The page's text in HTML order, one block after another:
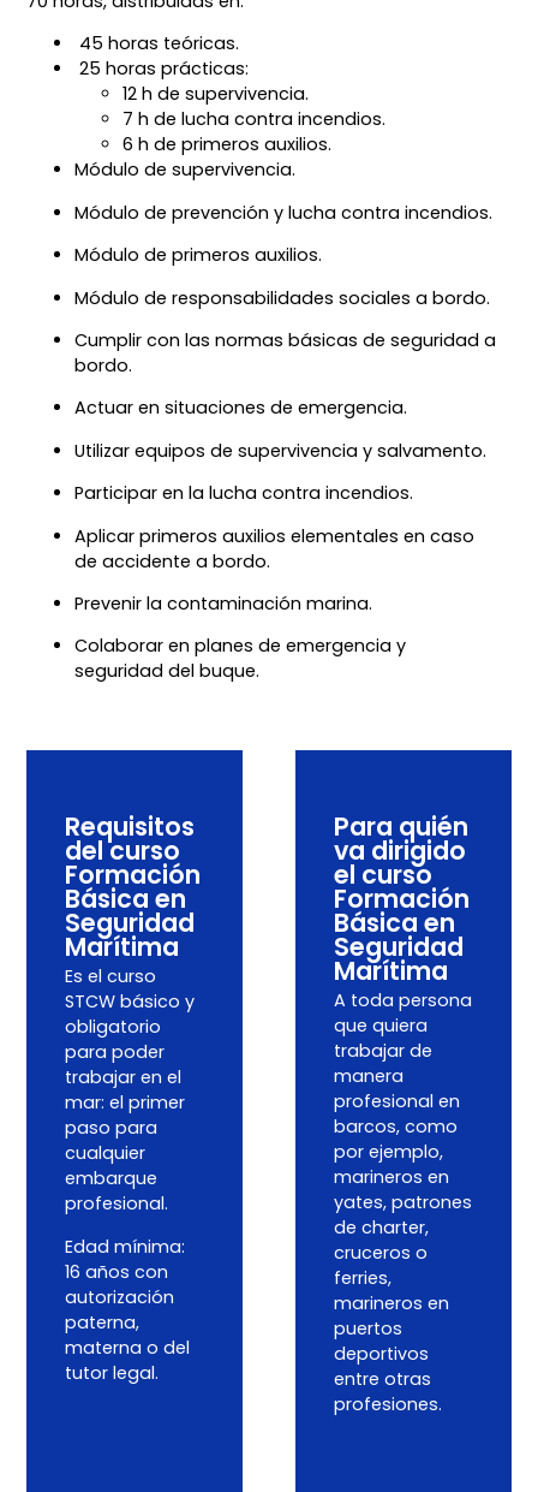
45 horas teóricas.
25 horas prácticas:
12 h de supervivencia.
7 h de lucha contra incendios.
6 h de primeros auxilios.
Módulo de supervivencia.
Módulo de prevención y lucha contra incendios.
Módulo de primeros auxilios.
Módulo de responsabilidades sociales a bordo.
Cumplir con las normas básicas de seguridad a
bordo.
Actuar en situaciones de emergencia.
Utilizar equipos de supervivencia y salvamento.
Participar en la lucha contra incendios.
Aplicar primeros auxilios elementales en caso
de accidente a bordo.
Prevenir la contaminación marina.
Colaborar en planes de emergencia y
seguridad del buque.
Requisitos
del curso
Formación
Básica en
Seguridad
Marítima
Es el curso
STCW básico y
obligatorio
para poder
trabajar en el
mar: el primer
paso para
cualquier
embarque
profesional.
Edad mínima:
16 años con
autorización
paterna,
materna o del
tutor legal.
Para quién
va dirigido
el curso
Formación
Básica en
Seguridad
Marítima
A toda persona
que quiera
trabajar de
manera
profesional en
barcos, como
por ejemplo,
marineros en
yates, patrones
de charter,
cruceros o
ferries,
marineros en
puertos
deportivos
entre otras
profesiones.